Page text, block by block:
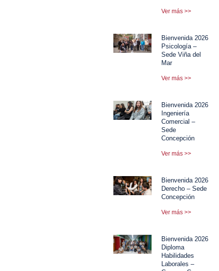
Ver más >>
Bienvenida 2026
Psicología –
Sede Viña del
Mar
Ver más >>
Bienvenida 2026
Ingeniería
Comercial –
Sede
Concepción
Ver más >>
Bienvenida 2026
Derecho – Sede
Concepción
Ver más >>
Bienvenida 2026
Diploma
Habilidades
Laborales –